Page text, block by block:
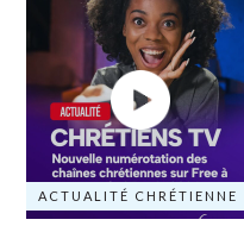
ACTUALITÉ CHRÉTIENNE